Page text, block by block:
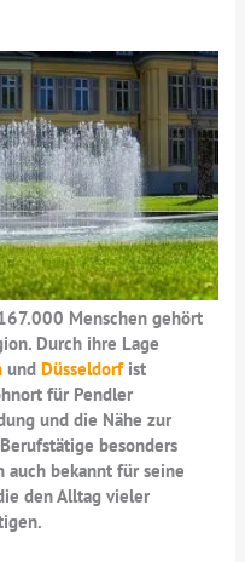
Menschen gehört
Durch ihre Lage
undDüsseldorfist
für Pendler
und die Nähe zur
besonders
auch bekannt für seine
den Alltag vieler